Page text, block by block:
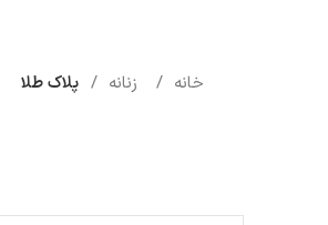
خانه زنانه پلاک طلا